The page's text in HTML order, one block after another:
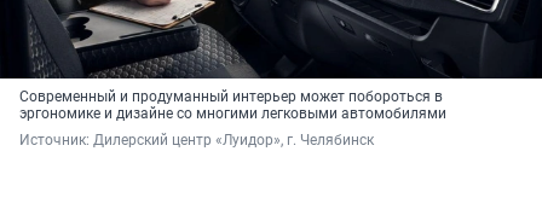
Современный и продуманный интерьер может побороться в
эргономике и дизайне со многими легковыми автомобилями
Источник: Дилерский центр «Луидор», г. Челябинск